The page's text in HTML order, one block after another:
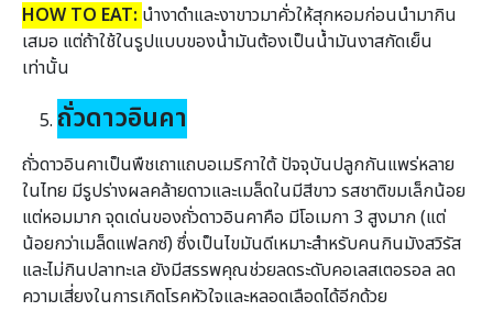
HOW TO EAT: นำงาดำและงาขาวมาคั่วให้สุกหอมก่อนนำมากิน
เสมอ แต่ถ้าใช้ในรูปแบบของน้ำมันต้องเป็นน้ำมันงาสกัดเย็น
เท่านั้น
ถั่วดาวอินคา
ถั่วดาวอินคาเป็นพืชเถาแถบอเมริกาใต้ ปัจจุบันปลูกกันแพร่หลาย
ในไทย มีรูปร่างผลคล้ายดาวและเมล็ดในมีสีขาว รสชาติขมเล็กน้อย
แต่หอมมาก จุดเด่นของถั่วดาวอินคาคือ มีโอเมกา 3 สูงมาก (แต่
น้อยกว่าเมล็ดแฟลกซ์) ซึ่งเป็นไขมันดีเหมาะสำหรับคนกินมังสวิรัส
และไม่กินปลาทะเล ยังมีสรรพคุณช่วยลดระดับคอเลสเตอรอล ลด
ความเสี่ยงในการเกิดโรคหัวใจและหลอดเลือดได้อีกด้วย